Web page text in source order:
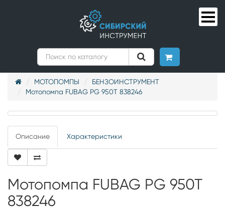
МОТОПОМПЫ
БЕНЗОИНСТРУМЕНТ
Мотопомпа FUBAG PG 950T 838246
Описание Характеристики
Мотопомпа FUBAG PG 950T
838246